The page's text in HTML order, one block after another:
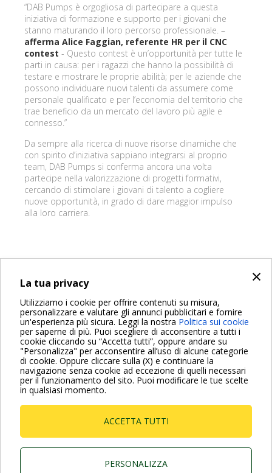
×
La tua privacy
Utilizziamo i cookie per offrire contenuti su misura,
personalizzare e valutare gli annunci pubblicitari e fornire
un'esperienza più sicura. Leggi la nostra Politica sui cookie
per saperne di più. Puoi scegliere di acconsentire a tutti i
cookie cliccando su “Accetta tutti”, oppure andare su
"Personalizza" per acconsentire all’uso di alcune categorie
di cookie. Oppure cliccare sulla (X) e continuare la
navigazione senza cookie ad eccezione di quelli necessari
per il funzionamento del sito. Puoi modificare le tue scelte
in qualsiasi momento.
ACCETTA TUTTI
PERSONALIZZA
“DAB Pumps è orgogliosa di partecipare a questa
iniziativa di formazione e supporto per i giovani che
stanno maturando il loro percorso professionale. –
afferma Alice Faggian, referente HR per il CNC
contest - Questo contest è un’opportunità per tutte le
parti in causa: per i ragazzi che hanno la possibilità di
testare e mostrare le proprie abilità; per le aziende che
possono individuare nuovi talenti da assumere come
personale qualificato e per l’economia del territorio che
trae beneficio da un mercato del lavoro più agile e
connesso.”
Da sempre alla ricerca di nuove risorse dinamiche che
con spirito d’iniziativa sappiano integrarsi al proprio
team, DAB Pumps si conferma ancora una volta
partecipe nella valorizzazione di progetti formativi,
cercando di stimolare i giovani di talento a cogliere
nuove opportunità, in grado di dare maggior impulso
alla loro carriera.
INDIETRO
Share on:
Per maggiori informazioni consulta anche le Domande più
Frequenti
VAI ALLA PAGINA FAQ
P.I. 03675230282 - R.E.A. Padova N. 328200- Cap.